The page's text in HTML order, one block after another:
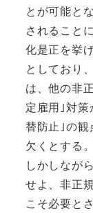
とが可能と
されること
化是正を挙
としており
は、他の非
定雇用｣対
替防止｣の
欠くとする。
しかしなが
せよ、非正
こそ必要と